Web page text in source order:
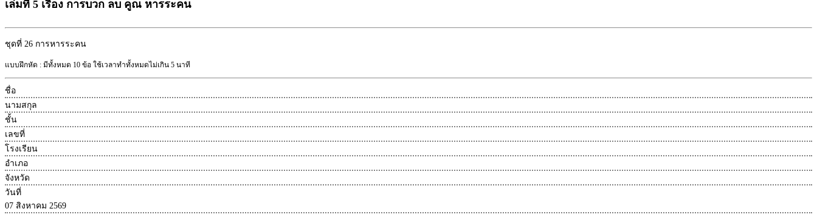
เล่มที่ 5 เรื่อง การบวก ลบ คูณ หารระคน
ชุดที่ 26 การหารระคน
แบบฝึกหัด : มีทั้งหมด 10 ข้อ ใช้เวลาทำทั้งหมดไม่เกิน 5 นาที
ชื่อ
นามสกุล
ชั้น
เลขที่
โรงเรียน
อำเภอ
จังหวัด
วันที่
07 สิงหาคม 2569